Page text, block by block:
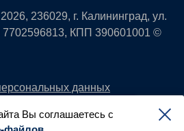
236029, г. Калининград, ул.
7702596813, КПП 390601001 ©
данных
Вы соглашаетесь с